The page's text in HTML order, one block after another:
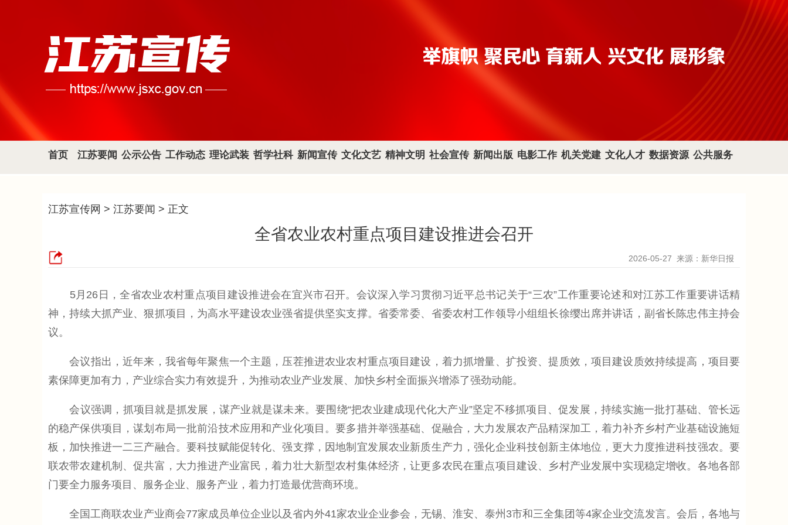
首页 江苏要闻 公示公告 工作动态 理论武装 哲学社科 新闻宣传 文化文艺 精神文明 社会宣传 新闻出版 电影工作 机关党建 文化人才 数据资源 公共服务
江苏宣传网 > 江苏要闻 > 正文
全省农业农村重点项目建设推进会召开
2026-05-27 来源：新华日报
5月26日，全省农业农村重点项目建设推进会在宜兴市召开。会议深入学习贯彻习近平总书记关于“三农”工作重要论述和对江苏工作重要讲话精
神，持续大抓产业、狠抓项目，为高水平建设农业强省提供坚实支撑。省委常委、省委农村工作领导小组组长徐缨出席并讲话，副省长陈忠伟主持会
议。
会议指出，近年来，我省每年聚焦一个主题，压茬推进农业农村重点项目建设，着力抓增量、扩投资、提质效，项目建设质效持续提高，项目要
素保障更加有力，产业综合实力有效提升，为推动农业产业发展、加快乡村全面振兴增添了强劲动能。
会议强调，抓项目就是抓发展，谋产业就是谋未来。要围绕“把农业建成现代化大产业”坚定不移抓项目、促发展，持续实施一批打基础、管长远
的稳产保供项目，谋划布局一批前沿技术应用和产业化项目。要多措并举强基础、促融合，大力发展农产品精深加工，着力补齐乡村产业基础设施短
板，加快推进一二三产融合。要科技赋能促转化、强支撑，因地制宜发展农业新质生产力，强化企业科技创新主体地位，更大力度推进科技强农。要
联农带农建机制、促共富，大力推进产业富民，着力壮大新型农村集体经济，让更多农民在重点项目建设、乡村产业发展中实现稳定增收。各地各部
门要全力服务项目、服务企业、服务产业，着力打造最优营商环境。
全国工商联农业产业商会77家成员单位企业以及省内外41家农业企业参会，无锡、淮安、泰州3市和三全集团等4家企业交流发言。会后，各地与